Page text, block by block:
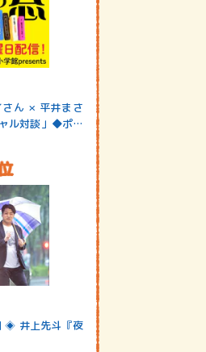
ん × 平井まさ
ル対談」◆ポッ
井上先斗『夜